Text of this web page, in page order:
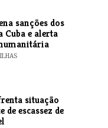
sanções dos
Cuba e alerta
situação
de escassez de